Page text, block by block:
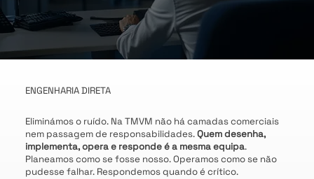
ENGENHARIA DIRETA
Eliminámos o ruído. Na TMVM não há camadas comerciais
nem passagem de responsabilidades.Quem desenha,
implementa, opera e responde é a mesma equipa.
Planeamos como se fosse nosso. Operamos como se não
pudesse falhar. Respondemos quando é crítico.